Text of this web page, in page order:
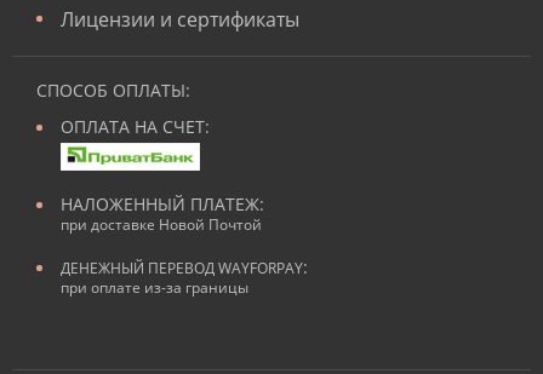
Лицензии и сертификаты
СПОСОБ ОПЛАТЫ:
ОПЛАТА НА СЧЕТ:
НАЛОЖЕННЫЙ ПЛАТЕЖ:
при доставке Новой Почтой
ДЕНЕЖНЫЙ ПЕРЕВОД WAYFORPAY:
при оплате из-за границы